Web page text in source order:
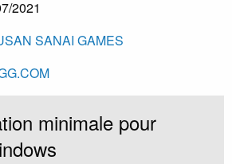
2021
SANAI GAMES
minimale pour